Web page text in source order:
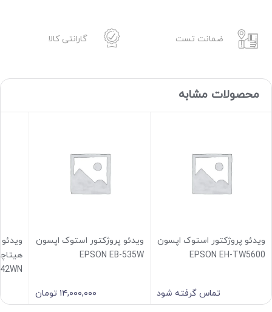
ضمانت تست گارانتی کالا
محصولات مشابه
ویدئو پروژکتور استوک اپسون
EPSON EH-TW5600
تماس گرفته شود
ویدئو پروژکتور استوک اپسون
EPSON EB-535W
۱۴,۰۰۰,۰۰۰ تومان